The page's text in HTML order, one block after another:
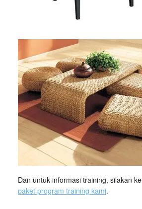
Dan untuk informasi training, silakan ke
paket program training kami.